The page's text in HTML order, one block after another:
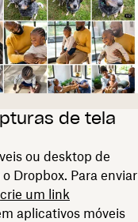
de tela
ou desktop de
Dropbox. Para enviar
crie um link
aplicativos móveis